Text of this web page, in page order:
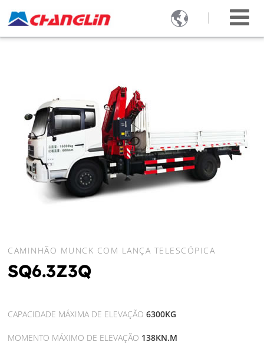

CAMINHÃO MUNCK COM LANÇA TELESCÓPICA
SQ6.3Z3Q
CAPACIDADE MÁXIMA DE ELEVAÇÃO6300KG
MOMENTO MÁXIMO DE ELEVAÇÃO 138KN.M